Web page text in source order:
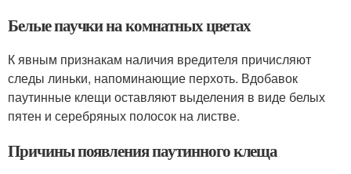
Белые паучки на комнатных цветах
К явным признакам наличия вредителя причисляют
следы линьки, напоминающие перхоть. Вдобавок
паутинные клещи оставляют выделения в виде белых
пятен и серебряных полосок на листве.
Причины появления паутинного клеща